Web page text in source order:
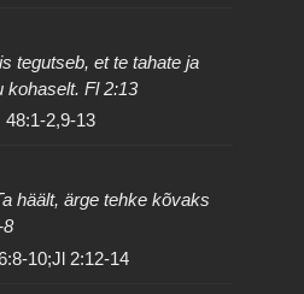
tegutseb, et te tahate ja
kohaselt. Fl 2:13
48:1-2,9-13
häält, ärge tehke kõvaks
8
10;Jl 2:12-14